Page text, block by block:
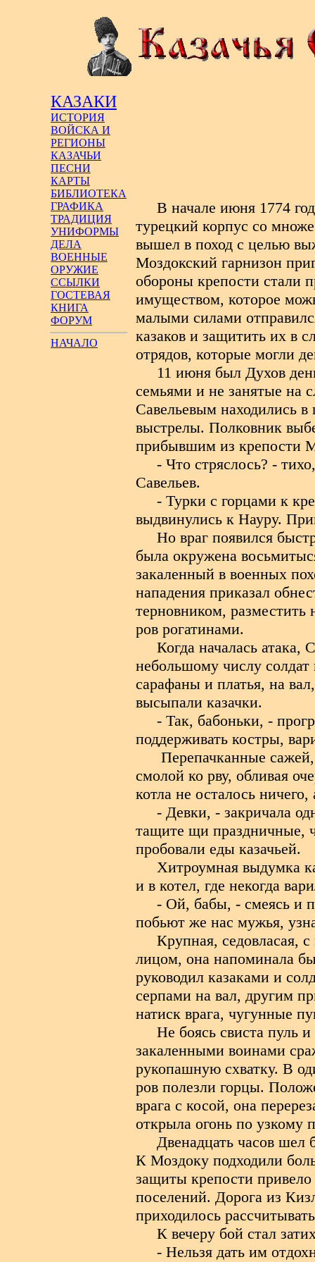
КАЗАКИ
ИСТОРИЯ
ВОЙСКА И
РЕГИОНЫ
КАЗАЧЬИ
ПЕСНИ
КАРТЫ
БИБЛИОТЕКА
ГРАФИКА
ТРАДИЦИЯ
УНИФОРМЫ
ДЕЛА
ВОЕННЫЕ
ОРУЖИЕ
ССЫЛКИ
ГОСТЕВАЯ
КНИГА
ФОРУМ
НАЧАЛО
В начале июня 1774
турецкий корпус со
вышел в поход с целью
Моздокский гарнизон
обороны крепости стали
имуществом, которое
малыми силами
казаков и защитить их в
отрядов, которые могли
11 июня был Духов
семьями и не занятые на
Савельевым находились
выстрелы. Полковник
прибывшим из крепости
- Что стряслось? -
Савельев.
- Турки с горцами к
выдвинулись к Науру.
Но враг появился
была окружена
закаленный в военных
нападения приказал
терновником, разместить
ров рогатинами.
Когда началась атака,
небольшому числу солдат
сарафаны и платья, на
высыпали казачки.
- Так, бабоньки, -
поддерживать костры,
Перепачканные сажей,
смолой ко рву, обливая
котла не осталось
- Девки, - закричала
тащите щи праздничные,
пробовали еды казачьей.
Хитроумная выдумка
и в котел, где некогда
- Ой, бабы, - смеясь и
побьют же нас мужья,
Крупная, седовласая,
лицом, она напоминала
руководил казаками и
серпами на вал, другим
натиск врага, чугунные
Не боясь свиста пуль
закаленными воинами
рукопашную схватку. В
ров полезли горцы.
врага с косой, она
открыла огонь по узкому
Двенадцать часов
К Моздоку подходили
защиты крепости
поселений. Дорога из
приходилось
К вечеру бой стал
- Нельзя дать им